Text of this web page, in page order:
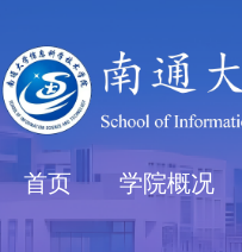
首页 学院概况